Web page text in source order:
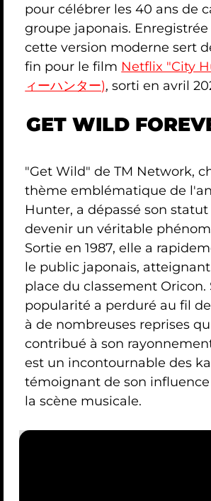
pour célébrer les 40 ans de
groupe japonais. Enregistrée
cette version moderne sert
fin pour le film Netflix "City
ィーハンター), sorti en avril
GET WILD
"Get Wild" de TM Network,
thème emblématique de
Hunter, a dépassé son
devenir un véritable
Sortie en 1987, elle a
le public japonais,
place du classement Oricon.
popularité a perduré au fil
à de nombreuses reprises
contribué à son
est un incontournable des
témoignant de son
la scène musicale.